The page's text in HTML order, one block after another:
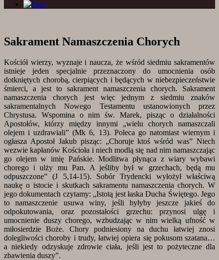
Sakrament Namaszczenia Chorych
Kościół wierzy, wyznaje i naucza, że wśród siedmiu sakramentów
istnieje jeden specjalnie przeznaczony do umocnienia osób
dotkniętych chorobą, cierpiących i będących w niebezpieczeństwie
śmierci, a jest to sakrament namaszczenia chorych. Sakrament
namaszczenia chorych jest więc jednym z siedmiu znaków
sakramentalnych Nowego Testamentu ustanowionych przez
Chrystusa. Wspomina o nim św. Marek, pisząc o działalności
Apostołów, którzy między innymi „wielu chorych namaszczali
olejem i uzdrawiali” (Mk 6, 13). Poleca go natomiast wiernym i
ogłasza Apostoł Jakub pisząc: „Choruje ktoś wśród was” Niech
wezwie kapłanów Kościoła i niech modlą się nad nim namaszczając
go olejem w imię Pańskie. Modlitwa płynąca z wiary wybawi
chorego i ulży mu Pan. A jeśliby był w grzechach, będą mu
odpuszczone” (J 5,14-15). Sobór Trydencki wyłożył właściwą
naukę o istocie i skutkach sakramentu namaszczenia chorych. W
jego dokumentach czytamy: „Istotą jest łaska Ducha Świętego. Jego
to namaszczenie usuwa winy, jeśli byłyby jeszcze jakieś do
odpokutowania, oraz pozostałości grzechu: przynosi ulgę i
umocnienie duszy chorego, wzbudzając w nim wielką ufność w
miłosierdzie Boże. Chory podniesiony na duchu łatwiej znosi
dolegliwości choroby i trudy, łatwiej opiera się pokusom szatana…
a niekiedy odzyskuje zdrowie ciała, jeśli jest to pożyteczne dla
zbawienia duszy”.